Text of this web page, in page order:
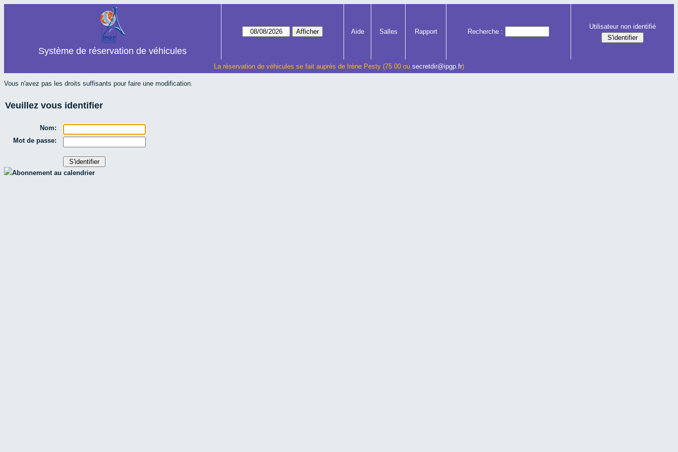
Système de réservation de véhicules
Aide Salles Rapport Recherche :
Utilisateur non identifié
La réservation de véhicules se fait auprès de Irène Pesty (75 00 ou secretdir@ipgp.fr)
Vous n'avez pas les droits suffisants pour faire une modification.
Veuillez vous identifier
Nom:
Mot de passe:
Abonnement au calendrier